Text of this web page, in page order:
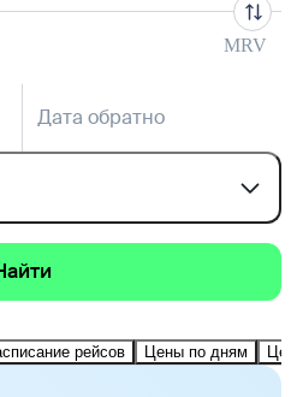
MRV
Дата обратно
рейсов Цены по дням